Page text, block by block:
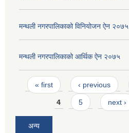
मन्थली नगरपालिकाको विनियोजन ऐन २०७५
मन्थली नगरपालिकाको आर्थिक ऐन २०७५
Pages
« first ‹ previous
4 5 next ›
अन्य